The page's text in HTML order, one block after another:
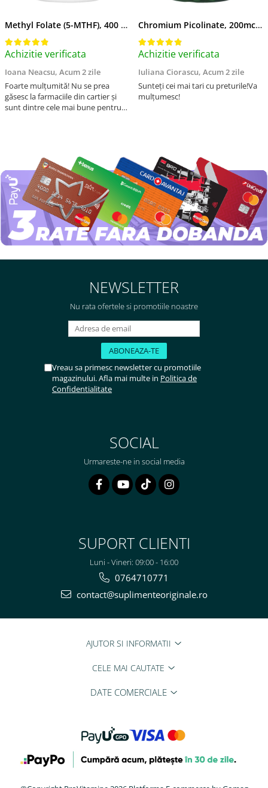
Methyl Folate (5-MTHF), 400 mcg, Jarrow Formulas, 60 capsule
Achizitie verificata
Ioana Neacsu, Acum 2 zile
Foarte mulțumită! Nu se prea
găsesc la farmaciile din cartier și
sunt dintre cele mai bune pentru
Chromium Picolinate, 200mcg, Swanson, 100 capsule SW922
Achizitie verificata
Iuliana Ciorascu, Acum 2 zile
Sunteți cei mai tari cu preturile!Va
mulțumesc!
NEWSLETTER
Nu rata ofertele si promotiile noastre
Vreau sa primesc newsletter cu promotiile
magazinului. Afla mai multe in Politica de
Confidentialitate
SOCIAL
Urmareste-ne in social media
SUPORT CLIENTI
Luni - Vineri: 09:00 - 16:00
0764710771
contact@suplimenteoriginale.ro
AJUTOR SI INFORMATII
CELE MAI CAUTATE
DATE COMERCIALE